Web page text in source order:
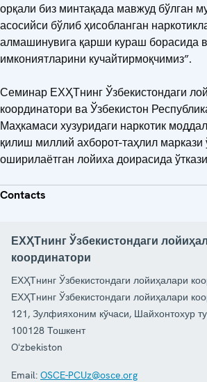
орқали биз минтақада мавжуд бўлган
асосийси бўлиб ҳисобланган
алмашинувига қарши кураш борасида
имкониятларини кучайтирмоқчимиз”.
Семинар ЕХҲТнинг Ўзбекистондаги
координатори ва Ўзбекистон
Маҳкамаси хузуридаги наркотик
қилиш миллий ахборот-таҳлил маркази
оширилаётган лойиха доирасида
Contacts
ЕХҲТнинг Ўзбекистондаги
координатори
ЕХҲТнинг Ўзбекистондаги лойиҳалари
ЕХҲТнинг Ўзбекистондаги лойиҳалари
121, Зулфияхоним кўчаси, Шайхонтохур
100128 Тошкент
Oʻzbekiston
Email: OSCE-PCUz@osce.org